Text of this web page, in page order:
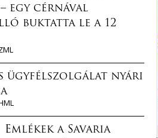
egy cérnával
buktatta le a 12
ügyfélszolgálat nyári
Emlékek a Savaria